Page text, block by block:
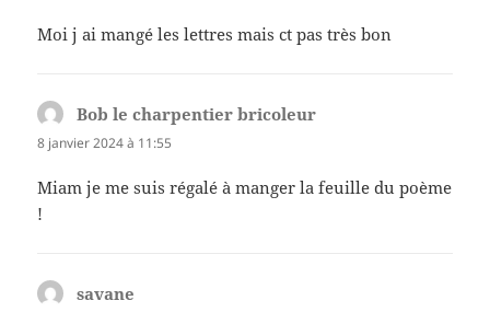
Moi j ai mangé les lettres mais ct pas très bon
Bob le charpentier bricoleur
8 janvier 2024 à 11:55
Miam je me suis régalé à manger la feuille du poème
!
savane